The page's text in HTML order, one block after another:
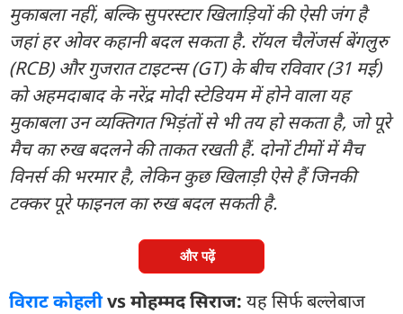
मुकाबला नहीं, बल्कि सुपरस्टार खिलाड़ियों की ऐसी जंग है
जहां हर ओवर कहानी बदल सकता है. रॉयल चैलेंजर्स बेंगलुरु
(RCB) और गुजरात टाइटन्स (GT) के बीच रविवार (31 मई)
को अहमदाबाद के नरेंद्र मोदी स्टेडियम में होने वाला यह
मुकाबला उन व्यक्तिगत भिड़ंतों से भी तय हो सकता है, जो पूरे
मैच का रुख बदलने की ताकत रखती हैं. दोनों टीमों में मैच
विनर्स की भरमार है, लेकिन कुछ खिलाड़ी ऐसे हैं जिनकी
टक्कर पूरे फाइनल का रुख बदल सकती है.
और पढ़ें
विराट कोहलीvs मोहम्मद सिराज: यह सिर्फ बल्लेबाज